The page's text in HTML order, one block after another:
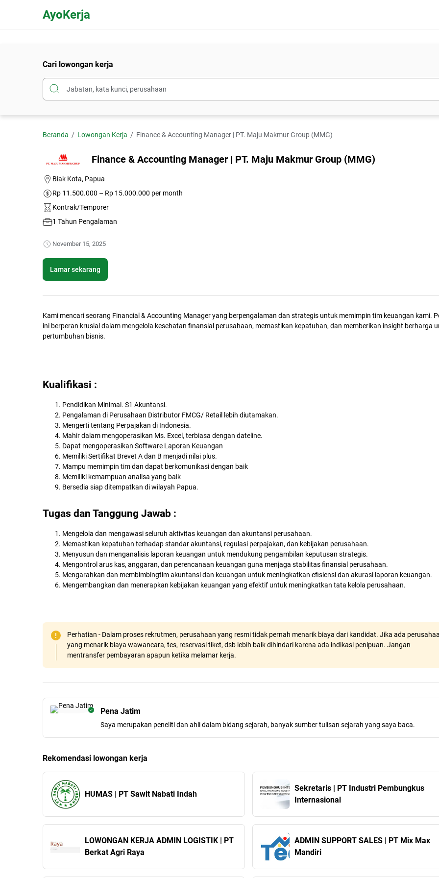
AyoKerja
Cari lowongan kerja
Beranda Lowongan Kerja Finance & Accounting Manager | PT. Maju Makmur Group (MMG)
Finance & Accounting Manager | PT. Maju Makmur Group (MMG)
Biak Kota, Papua
Rp 11.500.000 – Rp 15.000.000 per month
Kontrak/Temporer
1 Tahun Pengalaman
November 15, 2025
Lamar sekarang
Kami mencari seorang Financial & Accounting Manager yang berpengalaman dan strategis untuk memimpin tim keuangan kami.
ini berperan krusial dalam mengelola kesehatan finansial perusahaan, memastikan kepatuhan, dan memberikan insight berharga
pertumbuhan bisnis.
Kualifikasi :
Pendidikan Minimal. S1 Akuntansi.
Pengalaman di Perusahaan Distributor FMCG/ Retail lebih diutamakan.
Mengerti tentang Perpajakan di Indonesia.
Mahir dalam mengoperasikan Ms. Excel, terbiasa dengan dateline.
Dapat mengoperasikan Software Laporan Keuangan
Memiliki Sertifikat Brevet A dan B menjadi nilai plus.
Mampu memimpin tim dan dapat berkomunikasi dengan baik
Memiliki kemampuan analisa yang baik
Bersedia siap ditempatkan di wilayah Papua.
Tugas dan Tanggung Jawab :
Mengelola dan mengawasi seluruh aktivitas keuangan dan akuntansi perusahaan.
Memastikan kepatuhan terhadap standar akuntansi, regulasi perpajakan, dan kebijakan perusahaan.
Menyusun dan menganalisis laporan keuangan untuk mendukung pengambilan keputusan strategis.
Mengontrol arus kas, anggaran, dan perencanaan keuangan guna menjaga stabilitas finansial perusahaan.
Mengarahkan dan membimbingtim akuntansi dan keuangan untuk meningkatkan efisiensi dan akurasi laporan keuangan.
Mengembangkan dan menerapkan kebijakan keuangan yang efektif untuk meningkatkan tata kelola perusahaan.
Perhatian - Dalam proses rekrutmen, perusahaan yang resmi tidak pernah menarik biaya dari kandidat. Jika ada
yang menarik biaya wawancara, tes, reservasi tiket, dsb lebih baik dihindari karena ada indikasi penipuan. Jangan
mentransfer pembayaran apapun ketika melamar kerja.
Pena Jatim
Saya merupakan peneliti dan ahli dalam bidang sejarah, banyak sumber tulisan sejarah yang saya baca.
Rekomendasi lowongan kerja
HUMAS | PT Sawit Nabati Indah
Sekretaris | PT Industri Pembungkus
Internasional
LOWONGAN KERJA ADMIN LOGISTIK | PT
Berkat Agri Raya
ADMIN SUPPORT SALES | PT Mix Max
Mandiri